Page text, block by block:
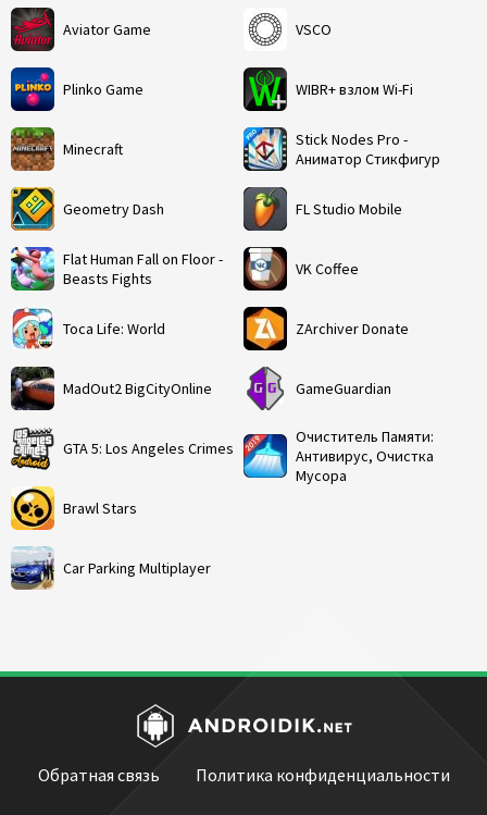
Aviator Game
Plinko Game
Minecraft
Geometry Dash
Flat Human Fall on Floor -
Beasts Fights
Toca Life: World
MadOut2 BigCityOnline
GTA 5: Los Angeles Crimes
Brawl Stars
Car Parking Multiplayer
VSCO
WIBR+ взлом Wi-Fi
Stick Nodes Pro -
Аниматор Стикфигур
FL Studio Mobile
VK Coffee
ZArchiver Donate
GameGuardian
Очиститель Памяти:
Антивирус, Очистка
Мусора
Обратная связь Политика конфиденциальности